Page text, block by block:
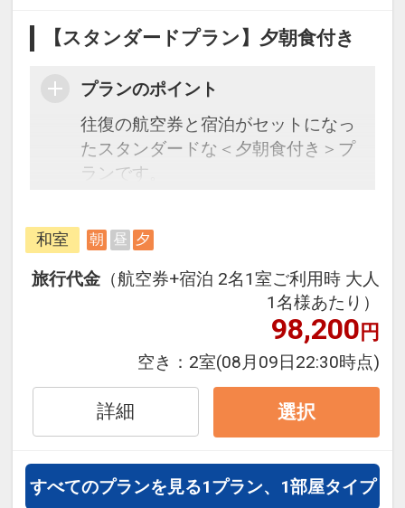
【スタンダードプラン】夕朝食付き
プランのポイント
往復の航空券と宿泊がセットになっ
たスタンダードな＜夕朝食付き＞プ
ランです。
ら、一都市滞在はもちろん周遊旅行
にも最適！
旅行期間中の1泊だけの宿泊や延
泊・飛び泊なども自由自在です。
フライトは、安心のJAL（または
JALグループ）確約！フライトマイ
ル50%貯まります。
オプションでレンタカーや現地交
通・体験プランなどの追加（同時予
約）が可能なプランもございます。
和室 朝 昼 夕
旅行代金 （航空券+宿泊 2名1室ご利用時 大人
1名様あたり）
98,200円
空き： 2室(08月09日22:30時点)
詳細 選択
すべてのプランを見る1プラン、1部屋タイプ